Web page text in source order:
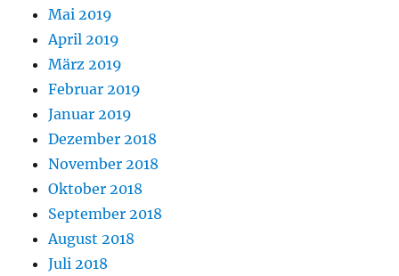
Mai 2019
April 2019
März 2019
Februar 2019
Januar 2019
Dezember 2018
November 2018
Oktober 2018
September 2018
August 2018
Juli 2018